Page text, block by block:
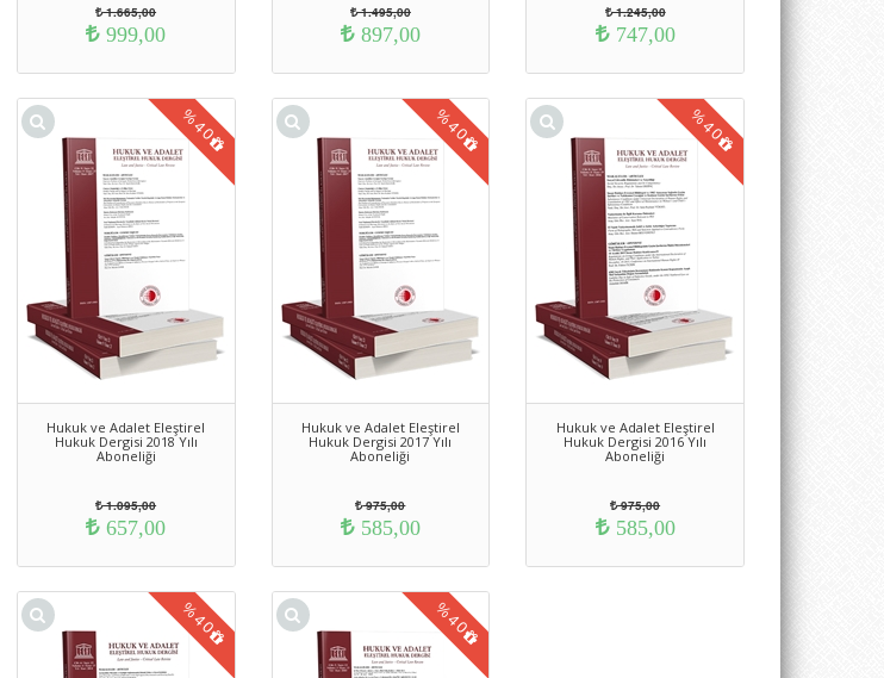
1.665,00
999,00
1.495,00
897,00
1.245,00
747,00
Hukuk ve Adalet Eleştirel
Hukuk Dergisi 2018 Yılı
Aboneliği
%40
1.095,00
657,00
Hukuk ve Adalet Eleştirel
Hukuk Dergisi 2017 Yılı
Aboneliği
%40
975,00
585,00
Hukuk ve Adalet Eleştirel
Hukuk Dergisi 2016 Yılı
Aboneliği
%40
975,00
585,00
%40 %40